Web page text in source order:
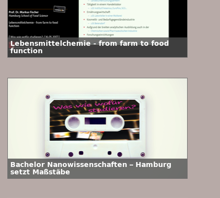
Lebensmittelchemie - from farm to food
function
Bachelor Nanowissenschaften – Hamburg
setzt Maßstäbe